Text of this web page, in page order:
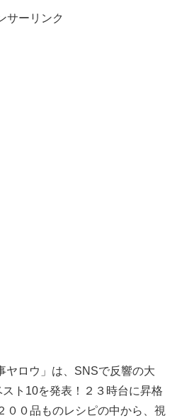
サーリンク
ヤロウ」は、SNSで反響の大
スト10を発表！２３時台に昇格
００品ものレシピの中から、視